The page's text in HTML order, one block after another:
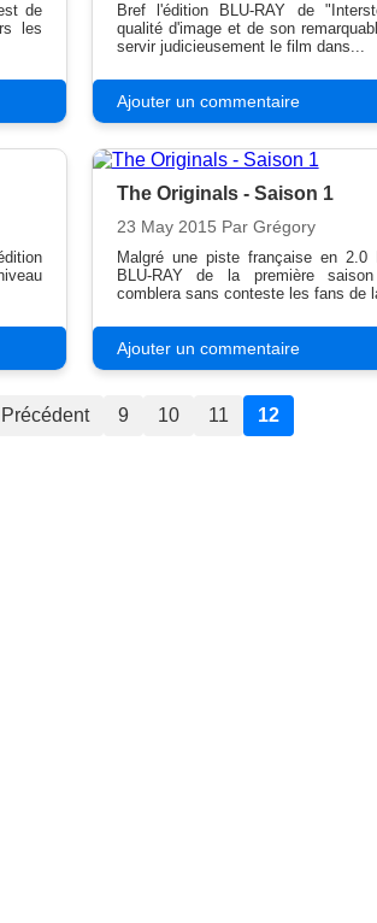
de
les
Bref l'édition BLU-RAY de
qualité d'image et de son
servir judicieusement le film dans...
Ajouter un commentaire
The Originals - Saison 1
23 May 2015 Par Grégory
Malgré une piste française en 2.0
BLU-RAY de la première
comblera sans conteste les fans de
Ajouter un commentaire
Précédent 9 10 11 12